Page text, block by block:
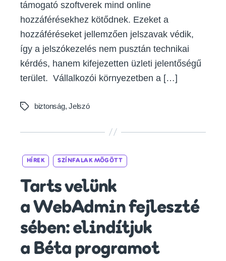
támogató szoftverek mind online
hozzáférésekhez kötődnek. Ezeket a
hozzáféréseket jellemzően jelszavak védik,
így a jelszókezelés nem pusztán technikai
kérdés, hanem kifejezetten üzleti jelentőségű
terület. Vállalkozói környezetben a […]
Tags biztonság,Jelszó
Categories
HÍREK SZÍNFALAK MÖGÖTT
Tarts velünk
a WebAdmin fejleszté
sében: elindítjuk
a Béta programot